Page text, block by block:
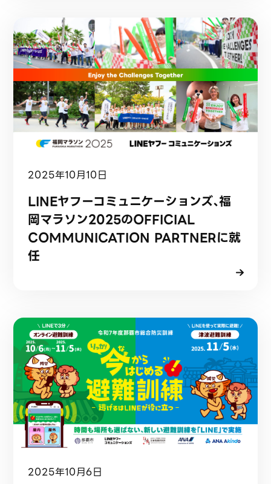
2025年10月10日
LINEヤフーコミュニケーションズ、福
岡マラソン2025のOFFICIAL
COMMUNICATION PARTNERに就
任
2025年10月6日